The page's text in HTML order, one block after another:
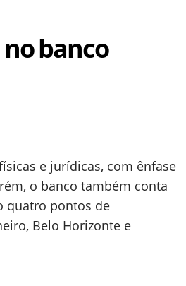
banco
e jurídicas, com ênfase
o banco também conta
quatro pontos de
Belo Horizonte e